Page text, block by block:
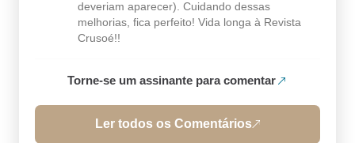
deveriam aparecer). Cuidando dessas
melhorias, fica perfeito! Vida longa à Revista
Crusoé!!
Torne-se um assinante para comentar
Ler todos os Comentários